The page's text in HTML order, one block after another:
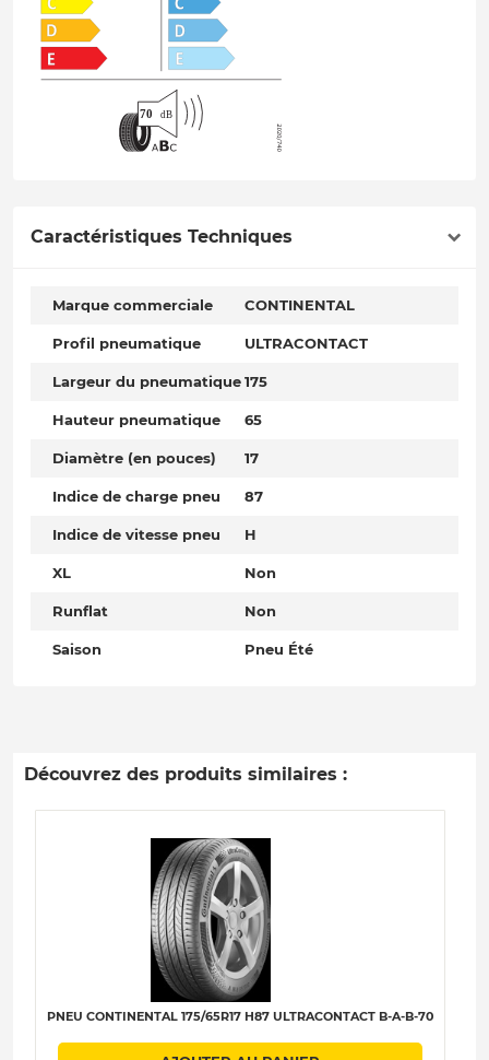
Caractéristiques Techniques
Marque commerciale CONTINENTAL
Profil pneumatique ULTRACONTACT
Largeur du pneumatique175
Hauteur pneumatique 65
Diamètre (en pouces) 17
Indice de charge pneu 87
Indice de vitesse pneu H
XL Non
Runflat Non
Saison Pneu Été
Découvrez des produits similaires :
PNEU CONTINENTAL 175/65R17 H87 ULTRACONTACT B-A-B-70